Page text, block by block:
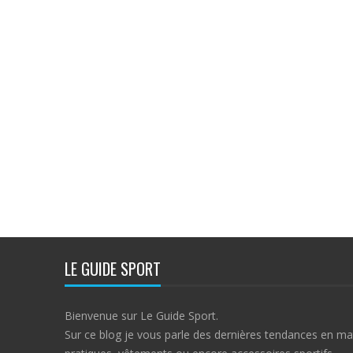
LE GUIDE SPORT
Bienvenue sur Le Guide Sport.
Sur ce blog je vous parle des dernières tendances en